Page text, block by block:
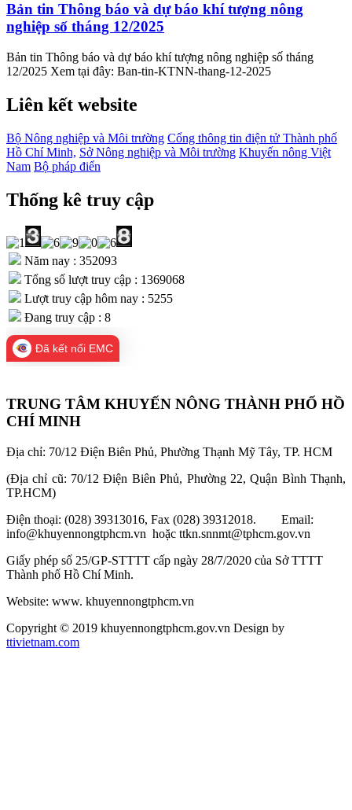
Bản tin Thông báo và dự báo khí tượng nông
nghiệp số tháng 12/2025
Bản tin Thông báo và dự báo khí tượng nông nghiệp số tháng
12/2025 Xem tại đây: Ban-tin-KTNN-thang-12-2025
Liên kết website
Bộ Nông nghiệp và Môi trường Cổng thông tin điện tử Thành phố
Hồ Chí Minh, Sở Nông nghiệp và Môi trường Khuyến nông Việt
Nam Bộ pháp điển
Thống kê truy cập
Năm nay : 352093
Tổng số lượt truy cập : 1369068
Lượt truy cập hôm nay : 5255
Đang truy cập : 8
Đã kết nối EMC
TRUNG TÂM KHUYẾN NÔNG THÀNH PHỐ HỒ
CHÍ MINH
Địa chỉ: 70/12 Điện Biên Phủ, Phường Thạnh Mỹ Tây, TP. HCM
(Địa chỉ cũ: 70/12 Điện Biên Phủ, Phường 22, Quận Bình Thạnh,
TP.HCM)
Điện thoại: (028) 39313016, Fax (028) 39312018. Email:
info@khuyennongtphcm.vn hoặc ttkn.snnmt@tphcm.gov.vn
Giấy phép số 25/GP-STTTT cấp ngày 28/7/2020 của Sở TTTT
Thành phố Hồ Chí Minh.
Website: www. khuyennongtphcm.vn
Copyright © 2019 khuyennongtphcm.gov.vn Design by
ttivietnam.com